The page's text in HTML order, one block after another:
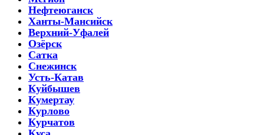
Нефтеюганск
Ханты-Мансийск
Верхний-Уфалей
Озёрск
Сатка
Снежинск
Усть-Катав
Куйбышев
Кумертау
Курлово
Курчатов